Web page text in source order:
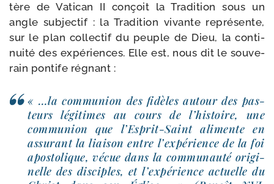
tère de Vatican II conçoit la Tradition sous un
angle sub­jec­tif : la Tradition vivante repré­sente,
sur le plan col­lec­tif du peuple de Dieu, la conti­
nui­té des expé­riences. Elle est, nous dit le sou­ve­
rain pon­tife régnant :
« …la com­mu­nion des fidèles autour des pas­
teurs légi­times au cours de l’his­toire, une
com­mu­nion que l’Esprit-​Saint ali­mente en
assu­rant la liai­son entre l’ex­pé­rience de la foi
apos­to­lique, vécue dans la com­mu­nau­té ori­gi­
nelle des dis­ciples, et l’ex­pé­rience actuelle du